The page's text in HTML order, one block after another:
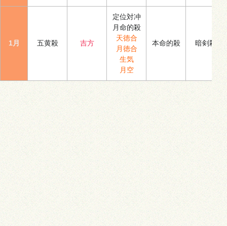
1月 五黄殺 吉方
定位対冲
月命的殺
天徳合
月徳合
生気
月空
本命的殺 暗剣殺